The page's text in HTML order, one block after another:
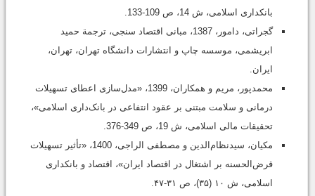
بانکداری اسلامی، ش 14، ص 109-133.
گجراتی، دامور، 1387، مبانی اقتصاد سنجی، ترجمة حمید
ابریشمی، موسسه چاپ و انتشارات دانشگاه تهران، تهران،
ایران.
محمدپور، مریم و همکاران، 1399، «مدل‌سازی اعطای تسهیلات
درمانی و سلامت مبتنی ‌بر عقود انتفاعی در بانک‌داری اسلامی»،
تحقیقات مالی اسلامی، ش 19، ص 349-376.
مکیان، سیدنظام‌الدین و مصطفی الراجی، 1400، «تأثیر تسهیلات
قرض‌الحسنه بر اشتغال در اقتصاد ایران»، اقتصاد و بانکداری
اسلامی، ش ۱۰ (۳۵)، ص ۳۱-۴۷.